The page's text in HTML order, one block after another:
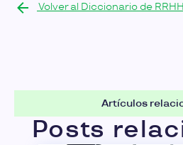
Volver al Diccionario de RRHH
Artículos
Posts